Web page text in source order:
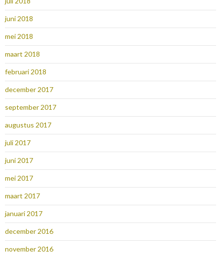
juni 2018
mei 2018
maart 2018
februari 2018
december 2017
september 2017
augustus 2017
juli 2017
juni 2017
mei 2017
maart 2017
januari 2017
december 2016
november 2016